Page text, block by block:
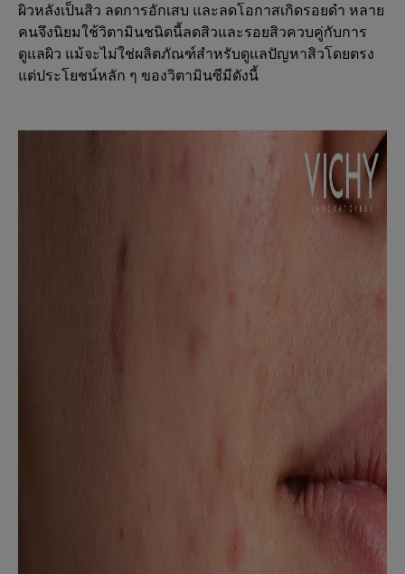
ผิวหลังเป็นสิว ลดการอักเสบ และลดโอกาสเกิดรอยดำ หลาย
คนจึงนิยมใช้วิตามินชนิดนี้ลดสิวและรอยสิวควบคู่กับการ
ดูแลผิว แม้จะไม่ใช่ผลิตภัณฑ์สำหรับดูแลปัญหาสิวโดยตรง
แต่ประโยชน์หลัก ๆ ของวิตามินซีมีดังนี้